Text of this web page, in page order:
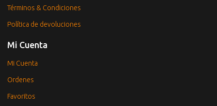
Términos & Condiciones
Política de devoluciones
Mi Cuenta
Mi Cuenta
Ordenes
Favoritos